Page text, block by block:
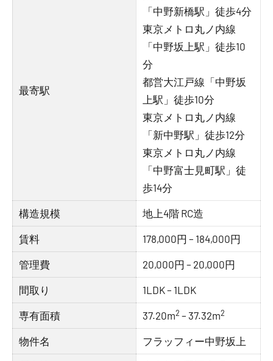
最寄駅
「中野新橋駅」徒歩4分
東京メトロ丸ノ内線
「中野坂上駅」徒歩10
分
都営大江戸線「中野坂
上駅」徒歩10分
東京メトロ丸ノ内線
「新中野駅」徒歩12分
東京メトロ丸ノ内線
「中野富士見町駅」徒
歩14分
構造規模 地上4階 RC造
賃料 178,000円 – 184,000円
管理費 20,000円 – 20,000円
間取り 1LDK – 1LDK
専有面積 37.20m2 – 37.32m2
物件名 フラッフィー中野坂上